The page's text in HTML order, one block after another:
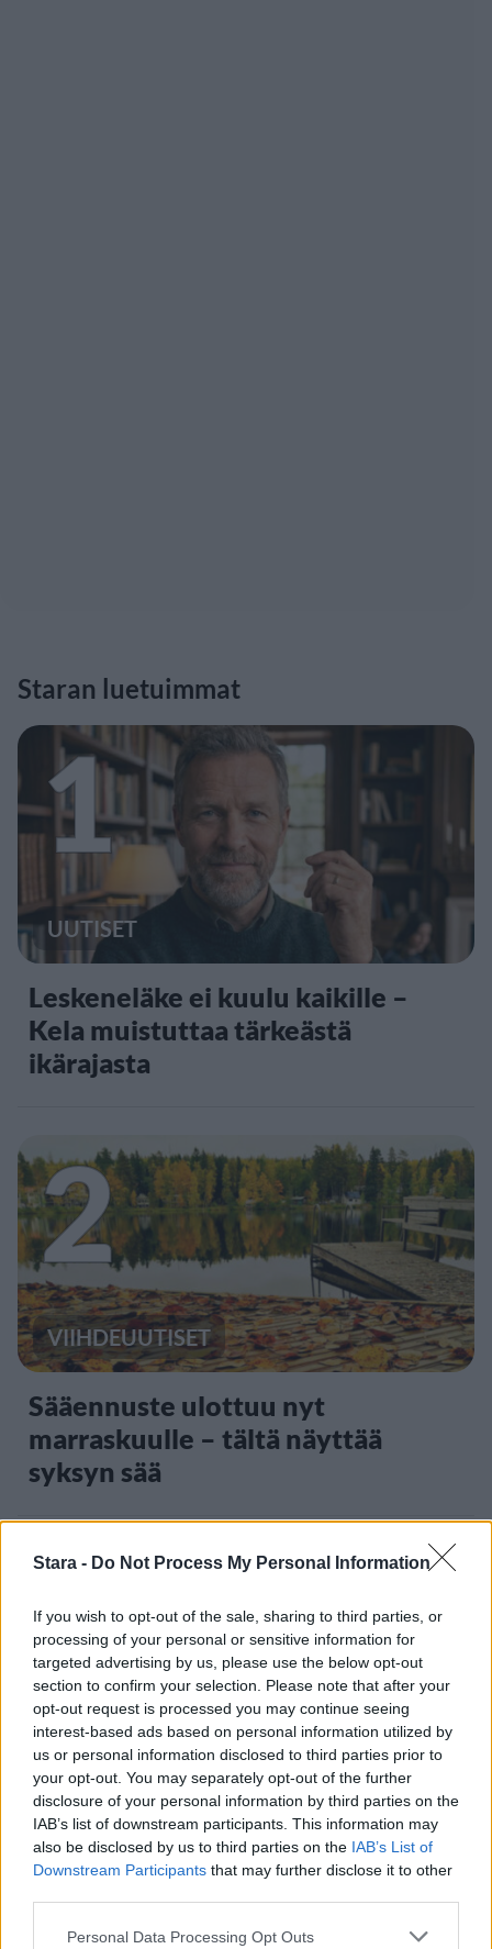
Stara - Do Not Process My Personal Information
If you wish to opt-out of the sale, sharing to third parties, or
processing of your personal or sensitive information for
targeted advertising by us, please use the below opt-out
section to confirm your selection. Please note that after your
opt-out request is processed you may continue seeing
interest-based ads based on personal information utilized by
us or personal information disclosed to third parties prior to
your opt-out. You may separately opt-out of the further
disclosure of your personal information by third parties on the
IAB’s list of downstream participants. This information may
also be disclosed by us to third parties on the IAB’s List of
Downstream Participants that may further disclose it to other
Personal Data Processing Opt Outs
Staran luetuimmat
1
UUTISET
Leskeneläke ei kuulu kaikille –
Kela muistuttaa tärkeästä
ikärajasta
2
VIIHDEUUTISET
Sääennuste ulottuu nyt
marraskuulle – tältä näyttää
syksyn sää
3
MATKAILU
Finnairin lennoista osan lentää
jatkossa toinen lentoyhtiö –
matkustajille tärkeä rajoitus